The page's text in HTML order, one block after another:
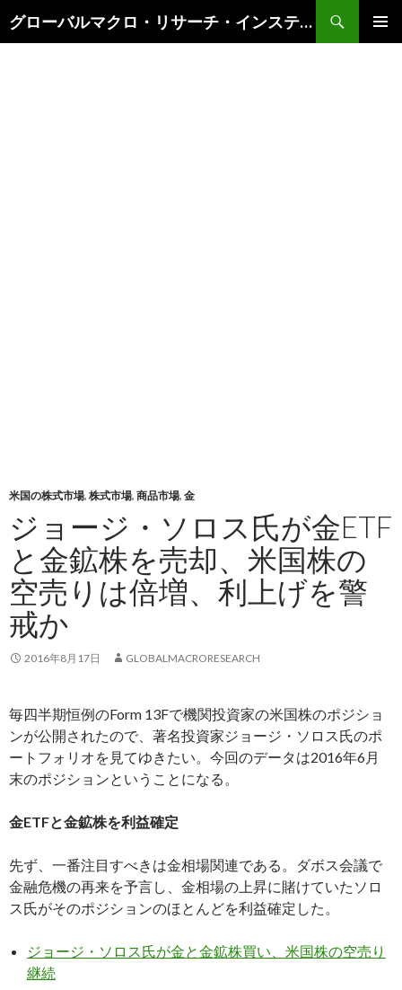
グローバルマクロ・リサーチ・インスティテュート
索
米国の株式市場, 株式市場, 商品市場, 金
ジョージ・ソロス氏が金ETF
と金鉱株を売却、米国株の
空売りは倍増、利上げを警
戒か
2016年8月17日 GLOBALMACRORESEARCH
毎四半期恒例のForm 13Fで機関投資家の米国株のポジショ
ンが公開されたので、著名投資家ジョージ・ソロス氏のポ
ートフォリオを見てゆきたい。今回のデータは2016年6月
末のポジションということになる。
金ETFと金鉱株を利益確定
先ず、一番注目すべきは金相場関連である。ダボス会議で
金融危機の再来を予言し、金相場の上昇に賭けていたソロ
ス氏がそのポジションのほとんどを利益確定した。
ジョージ・ソロス氏が金と金鉱株買い、米国株の空売り
継続